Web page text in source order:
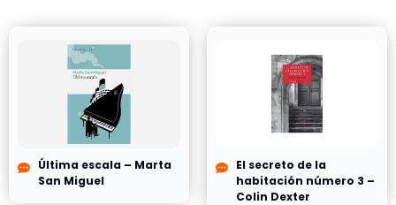
Última escala – Marta
San Miguel
El secreto de la
habitación número 3 –
Colin Dexter